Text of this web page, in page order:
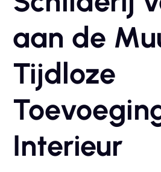
aan de
Tijdloze
Interieur